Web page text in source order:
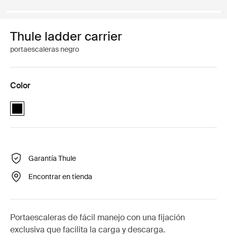
Thule ladder carrier
portaescaleras negro
Color
Thule ladder carrier Negro (selected)
Garantía Thule
Encontrar en tienda
Portaescaleras de fácil manejo con una fijación
exclusiva que facilita la carga y descarga.